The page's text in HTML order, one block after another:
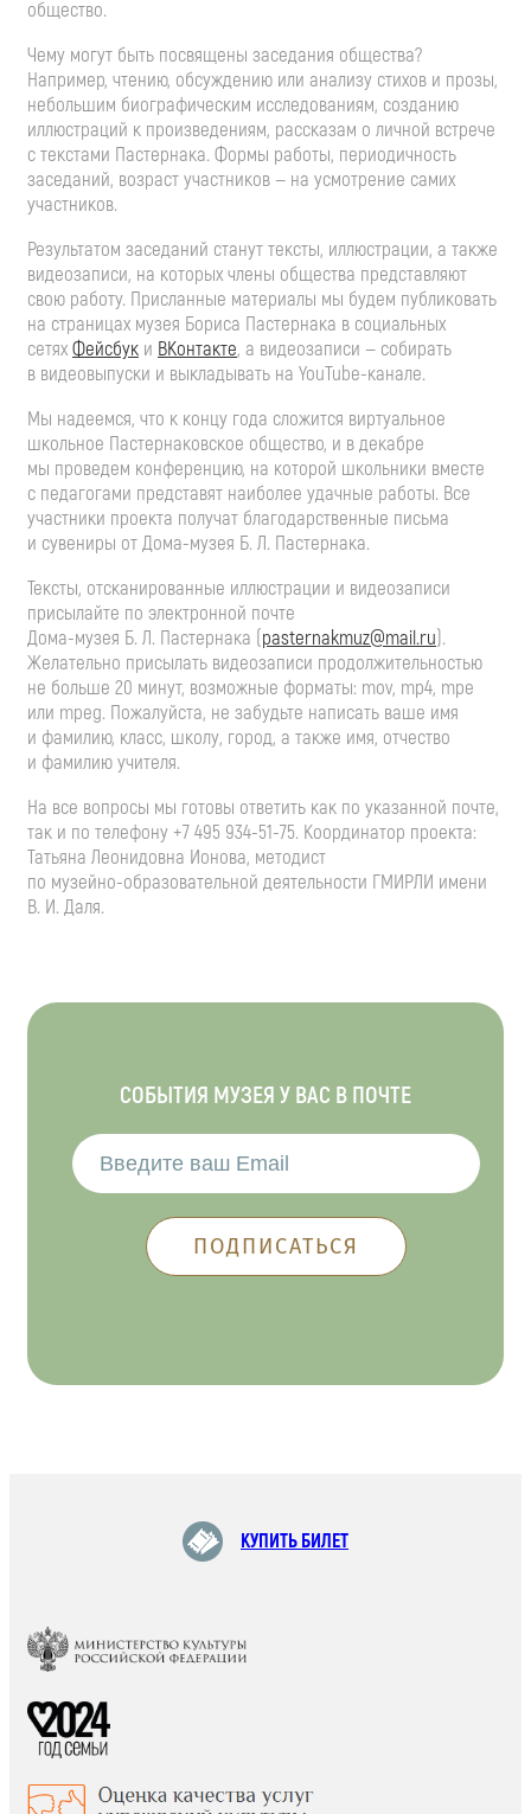
общество.
Чему могут быть посвящены заседания общества?
Например, чтению, обсуждению или анализу стихов и прозы,
небольшим биографическим исследованиям, созданию
иллюстраций к произведениям, рассказам о личной встрече
с текстами Пастернака. Формы работы, периодичность
заседаний, возраст участников — на усмотрение самих
участников.
Результатом заседаний станут тексты, иллюстрации, а также
видеозаписи, на которых члены общества представляют
свою работу. Присланные материалы мы будем публиковать
на страницах музея Бориса Пастернака в социальных
сетяхФейсбук и ВКонтакте, а видеозаписи — собирать
в видеовыпуски и выкладывать на YouTube-канале.
Мы надеемся, что к концу года сложится виртуальное
школьное Пастернаковское общество, и в декабре
мы проведем конференцию, на которой школьники вместе
с педагогами представят наиболее удачные работы. Все
участники проекта получат благодарственные письма
и сувениры отДома-музея Б. Л. Пастернака.
Тексты, отсканированные иллюстрации и видеозаписи
присылайте по электронной почте
Дома-музея Б. Л. Пастернака (pasternakmuz@mail.ru).
Желательно присылать видеозаписи продолжительностью
не больше 20 минут, возможные форматы: mov, mp4, mpe
или mpeg. Пожалуйста, не забудьте написать ваше имя
и фамилию, класс, школу, город, а также имя, отчество
и фамилию учителя.
На все вопросы мы готовы ответить как по указанной почте,
так и по телефону +7 495 934-51-75. Координатор проекта:
Татьяна Леонидовна Ионова, методист
по музейно-образовательной деятельности ГМИРЛИ имени
В. И. Даля.
СОБЫТИЯ МУЗЕЯ У ВАС В ПОЧТЕ
КУПИТЬ БИЛЕТ